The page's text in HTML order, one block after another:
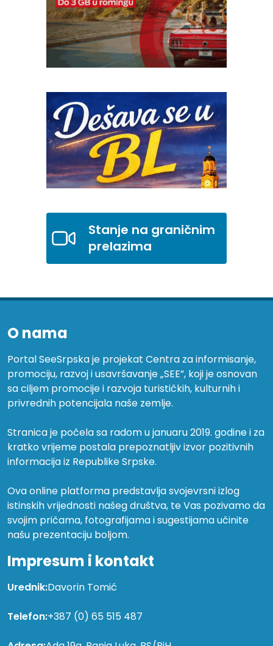
Stanje na graničnim
prelazima
O nama
Portal SeeSrpska je projekat Centra za informisanje,
promociju, razvoj i usavršavanje „SEE”, koji je osnovan
sa ciljem promocije i razvoja turističkih, kulturnih i
privrednih potencijala naše zemlje.
Stranica je počela sa radom u januaru 2019. godine i za
kratko vrijeme postala prepoznatljiv izvor pozitivnih
informacija iz Republike Srpske.
Ova online platforma predstavlja svojevrsni izlog
istinskih vrijednosti našeg društva, te Vas pozivamo da
svojim pričama, fotografijama i sugestijama učinite
našu prezentaciju boljom.
Impresum i kontakt
Urednik:Davorin Tomić
Telefon:+387 (0) 65 515 487